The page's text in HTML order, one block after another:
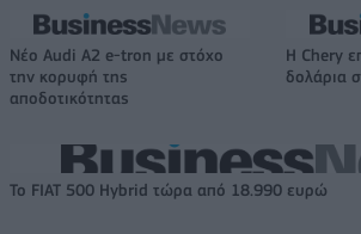
Νέο Audi A2 e-tron με στόχο
την κορυφή της
αποδοτικότητας
Η Chery
δολάρια
Το FIAT 500 Hybrid τώρα από 18.990 ευρώ